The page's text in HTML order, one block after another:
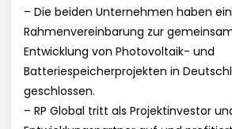
– Die beiden Unternehmen haben
Rahmenvereinbarung zur
Entwicklung von Photovoltaik- und
Batteriespeicherprojekten in
geschlossen.
– RP Global tritt als Projektinvestor